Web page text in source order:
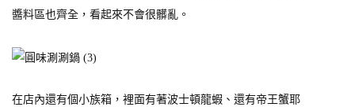
醬料區也齊全，看起來不會很髒亂。
在店內還有個小族箱，裡面有著波士頓龍蝦、還有帝王蟹耶